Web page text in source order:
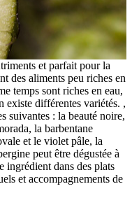
et parfait pour la
des aliments peu riches en
temps sont riches en eau,
existe différentes variétés. ,
suivantes : la beauté noire,
la barbentane
et le violet pâle, la
peut être dégustée à
ingrédient dans des plats
et accompagnements de